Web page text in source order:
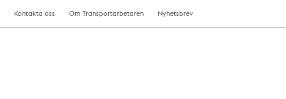
Kontakta oss Om Transportarbetaren Nyhetsbrev